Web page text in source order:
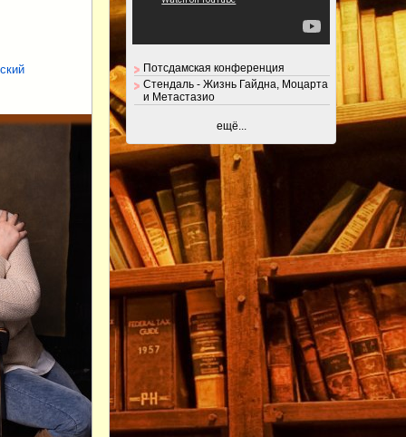
Потсдамская конференция
Стендаль - Жизнь Гайдна, Моцарта
и Метастазио
ещё...